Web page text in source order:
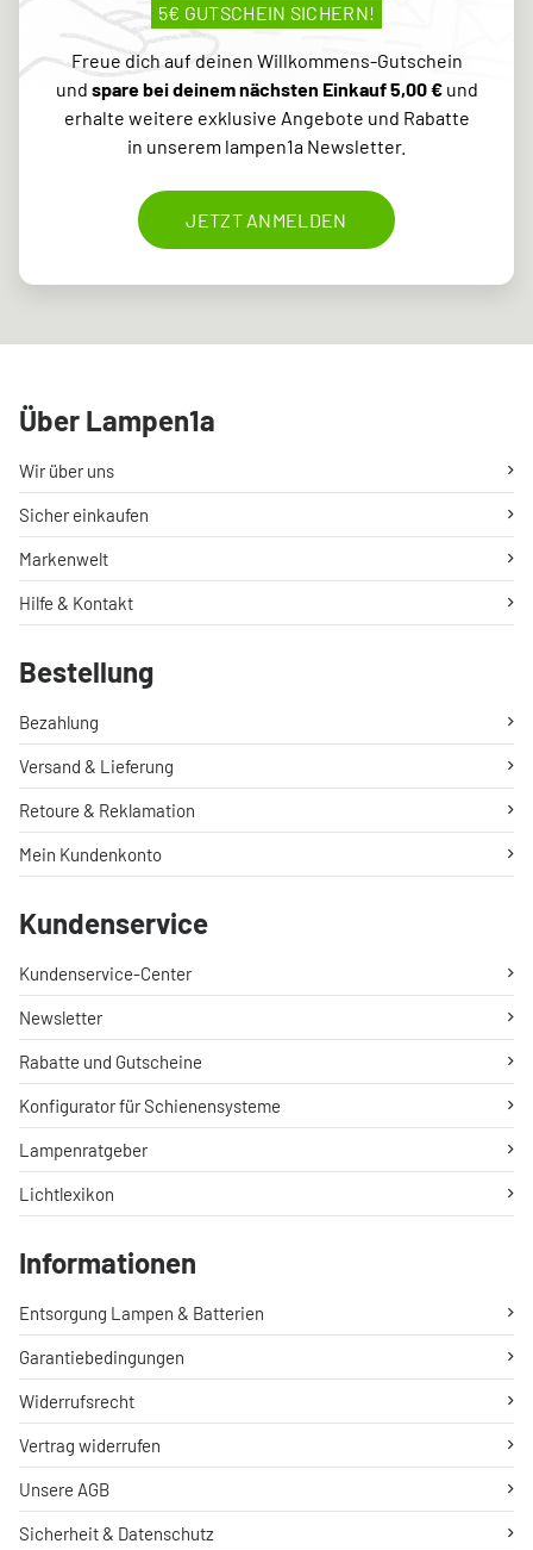
5€ GUTSCHEIN SICHERN!
Freue dich auf deinen Willkommens-Gutschein
und spare bei deinem nächsten Einkauf 5,00 €und
erhalte weitere exklusive Angebote und Rabatte
in unserem lampen1a Newsletter.
JETZT ANMELDEN
Über Lampen1a
Wir über uns
Sicher einkaufen
Markenwelt
Hilfe & Kontakt
Bestellung
Bezahlung
Versand & Lieferung
Retoure & Reklamation
Mein Kundenkonto
Kundenservice
Kundenservice-Center
Newsletter
Rabatte und Gutscheine
Konfigurator für Schienensysteme
Lampenratgeber
Lichtlexikon
Informationen
Entsorgung Lampen & Batterien
Garantiebedingungen
Widerrufsrecht
Vertrag widerrufen
Unsere AGB
Sicherheit & Datenschutz